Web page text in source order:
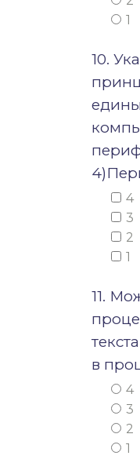
1
10.
4
3
2
1
11.
в
4
3
2
1